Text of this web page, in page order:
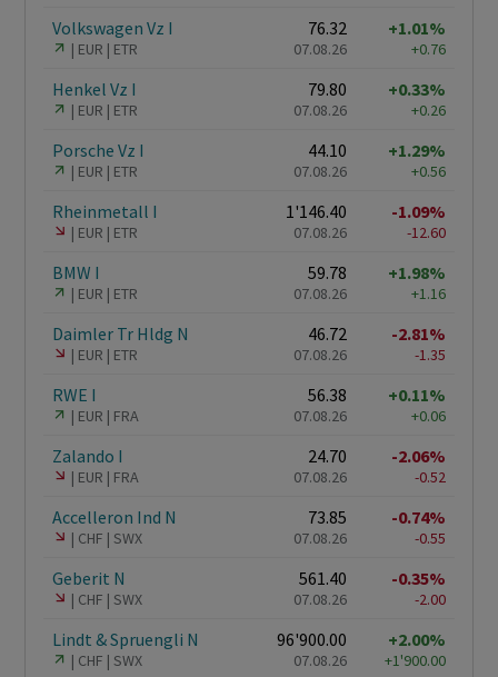
Volkswagen Vz I
EUR ETR
76.32
07.08.26
+1.01%
+0.76
Henkel Vz I
EUR ETR
79.80
07.08.26
+0.33%
+0.26
Porsche Vz I
EUR ETR
44.10
07.08.26
+1.29%
+0.56
Rheinmetall I
EUR ETR
1'146.40
07.08.26
-1.09%
-12.60
BMW I
EUR ETR
59.78
07.08.26
+1.98%
+1.16
Daimler Tr Hldg N
EUR ETR
46.72
07.08.26
-2.81%
-1.35
RWE I
EUR FRA
56.38
07.08.26
+0.11%
+0.06
Zalando I
EUR FRA
24.70
07.08.26
-2.06%
-0.52
Accelleron Ind N
CHF SWX
73.85
07.08.26
-0.74%
-0.55
Geberit N
CHF SWX
561.40
07.08.26
-0.35%
-2.00
Lindt & Spruengli N
CHF SWX
96'900.00
07.08.26
+2.00%
+1'900.00